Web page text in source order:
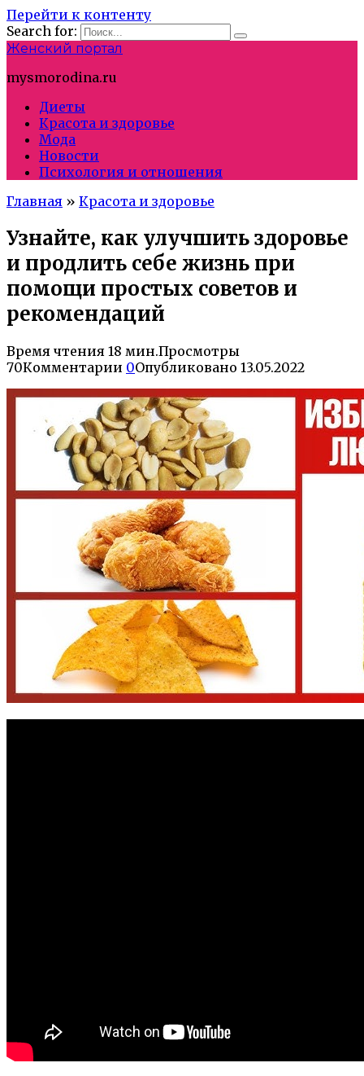
Перейти к контенту
Search for:
Женский портал
mysmorodina.ru
Диеты
Красота и здоровье
Мода
Новости
Психология и отношения
Главная » Красота и здоровье
Узнайте, как улучшить здоровье
и продлить себе жизнь при
помощи простых советов и
рекомендаций
Время чтения 18 мин.Просмотры
70Комментарии 0Опубликовано 13.05.2022